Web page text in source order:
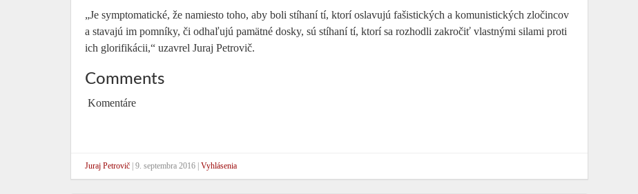
„Je symptomatické, že namiesto toho, aby boli stíhaní tí, ktorí oslavujú fašistických a komunistických zločincov
a stavajú im pomníky, či odhaľujú pamätné dosky, sú stíhaní tí, ktorí sa rozhodli zakročiť vlastnými silami proti
ich glorifikácii,“ uzavrel Juraj Petrovič.
Comments
Komentáre
Juraj Petrovič | 9. septembra 2016 | Vyhlásenia